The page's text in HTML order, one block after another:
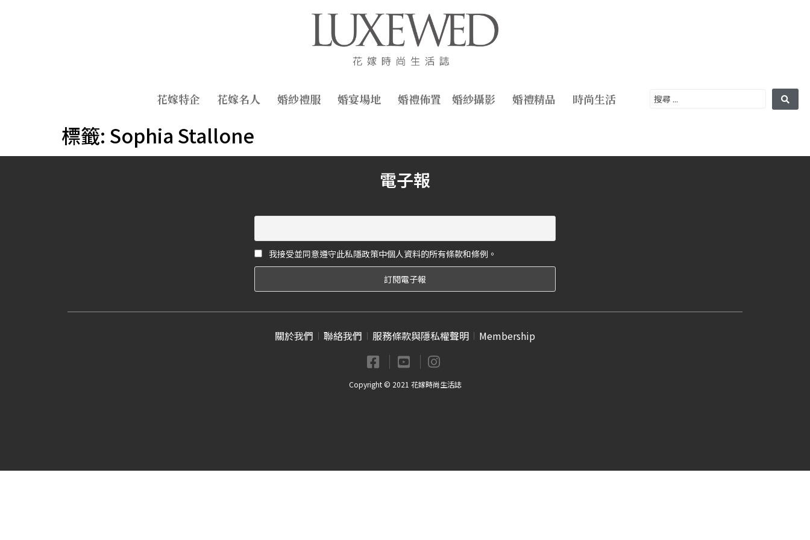
花嫁特企 花嫁名人 婚紗禮服 婚宴場地 婚禮佈置 婚紗攝影 婚禮精品 時尚生活
標籤: Sophia Stallone
電子報
我接受並同意遵守此私隱政策中個人資料的所有條款和條例。
關於我們 聯絡我們 服務條款與隱私權聲明 Membership
Copyright © 2021 花嫁時尚生活誌